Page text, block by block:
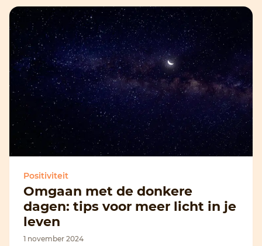
Positiviteit
Omgaan met de donkere
dagen: tips voor meer licht in je
leven
1 november 2024